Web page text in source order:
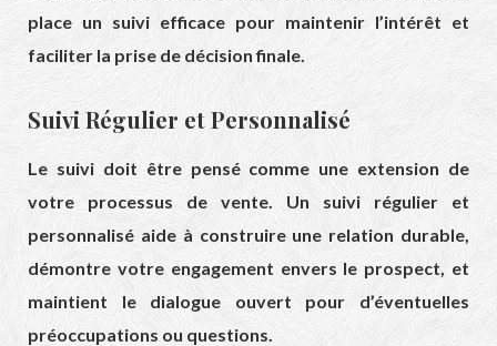
place un suivi efficace pour maintenir l’intérêt et
faciliter la prise de décision finale.
Suivi Régulier et Personnalisé
Le suivi doit être pensé comme une extension de
votre processus de vente. Un suivi régulier et
personnalisé aide à construire une relation durable,
démontre votre engagement envers le prospect, et
maintient le dialogue ouvert pour d’éventuelles
préoccupations ou questions.